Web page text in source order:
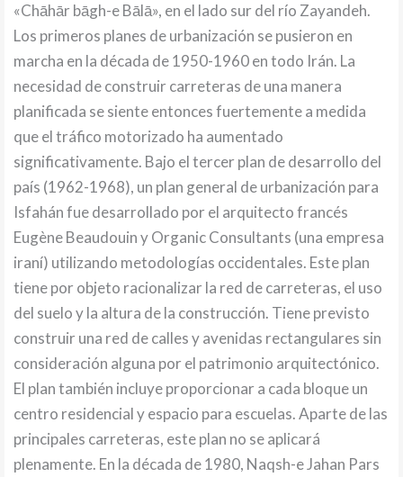
«Chāhār bāgh-e Bālā», en el lado sur del río Zayandeh.
Los primeros planes de urbanización se pusieron en
marcha en la década de 1950-1960 en todo Irán. La
necesidad de construir carreteras de una manera
planificada se siente entonces fuertemente a medida
que el tráfico motorizado ha aumentado
significativamente. Bajo el tercer plan de desarrollo del
país (1962-1968), un plan general de urbanización para
Isfahán fue desarrollado por el arquitecto francés
Eugène Beaudouin y Organic Consultants (una empresa
iraní) utilizando metodologías occidentales. Este plan
tiene por objeto racionalizar la red de carreteras, el uso
del suelo y la altura de la construcción. Tiene previsto
construir una red de calles y avenidas rectangulares sin
consideración alguna por el patrimonio arquitectónico.
El plan también incluye proporcionar a cada bloque un
centro residencial y espacio para escuelas. Aparte de las
principales carreteras, este plan no se aplicará
plenamente. En la década de 1980, Naqsh-e Jahan Pars